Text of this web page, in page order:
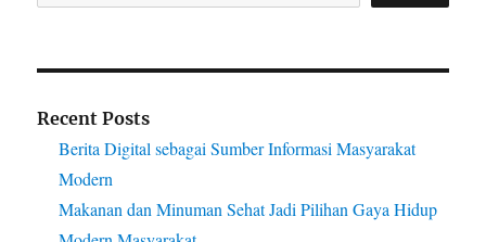
Recent Posts
Berita Digital sebagai Sumber Informasi Masyarakat
Modern
Makanan dan Minuman Sehat Jadi Pilihan Gaya Hidup